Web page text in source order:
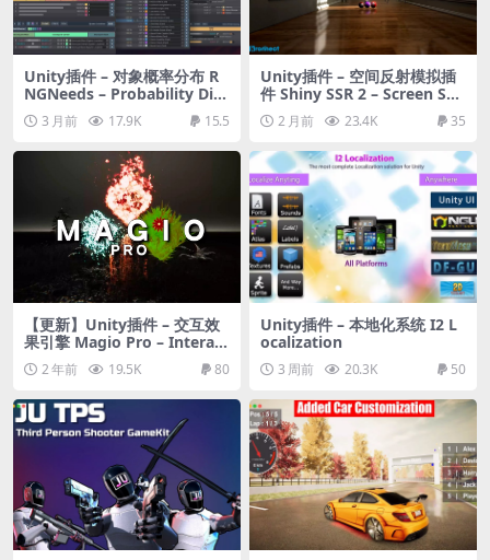
Unity插件 – 对象概率分布 R
NGNeeds – Probability Dist
ribution
3 月前 17.9K 15.5
Unity插件 – 空间反射模拟插
件 Shiny SSR 2 – Screen Spa
ce Reflections
2 月前 23.4K 35
【更新】Unity插件 – 交互效
果引擎 Magio Pro – Interact
ive Effect Engine – URP/HD
RP2 年前 19.5K 80
Unity插件 – 本地化系统 I2 L
ocalization
3 周前 20.3K 50